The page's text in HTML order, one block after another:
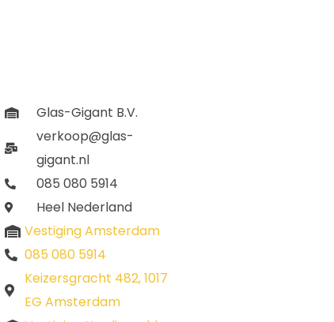
Glas-Gigant B.V.
verkoop@glas-
gigant.nl
085 080 5914
Heel Nederland
Vestiging Amsterdam
085 080 5914
Keizersgracht 482, 1017
EG Amsterdam